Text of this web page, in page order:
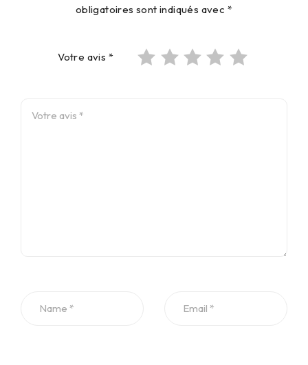
obligatoires sont indiqués avec *
Votre avis *